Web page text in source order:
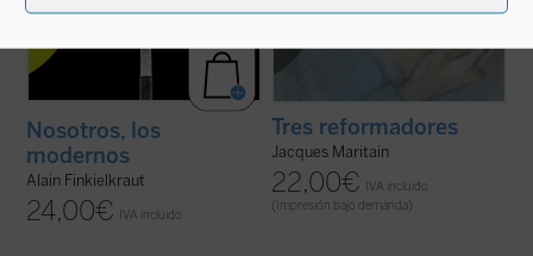
Nosotros, los
modernos
Alain Finkielkraut
24,00€ IVA incluido
Tres reformadores
Jacques Maritain
22,00€
IVA incluido
(Impresión bajo demanda)